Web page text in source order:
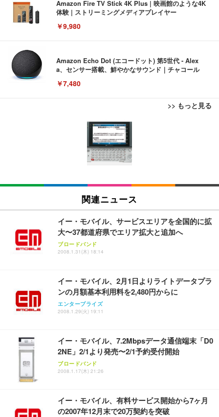
Amazon Fire TV Stick 4K Plus | 映画館のような4K
体験 | ストリーミングメディアプレイヤー
￥9,980
Amazon Echo Dot (エコードット) 第5世代 - Alex
a、センサー搭載、鮮やかなサウンド｜チャコール
￥7,480
>> もっと見る
[EdoErgo] オフィスチェア 椅子 テレワーク 疲れな
い 跳ね上げ式アームレスト コンパクト 約105度ロッ
キング pc 事務椅子 360度回転 座面昇降 強化ナイロ
ン樹脂ベース 通気性メッシュ 在宅ワーク H-WY01
(黒網+黒枠+黒足)
SIHOO B100 オフィスチェア／デスクチェア メッシ
ュチェア 人間工学 疲れない ブラック
￥27,999
Sezlife オフィスチェア デスクチェア 疲れない テレ
ワーク チェア 強化バックレスト 30度ロッキング機
能 人間工学 椅子 腰サポート 90度跳ね上げ式アーム
務用 おしゃれ パソコンチェア (ブラック)
Sezlife オフィスチェア デスクチェア 疲れない テレ
ワーク チェア 強化バックレスト 30度ロッキング機
能 人間工学 椅子 腰サポート 90度跳ね上げ式アーム
務用 おしゃれ パソコンチェア (ホワイト)
ANDWINT オフィスチェア デスクチェア 肘なし メ
ッシュ 通気性 ランバーサポート付き 腰サポート ガ
ス圧無段階昇降 360度回転 キャスター付き コンパク
EIZO ビジネス向けプレミアムモニター | FlexScan
EV3240X-WT | 31.5型4K UHD・USB Type-C・ホワ
￥105,595
EIZO ビジネス向けプレミアムモニター | FlexScan
￥109,572
【純正品】27"ゲーミングモニター DualSense 充電
フック付き（CFI-ZDM1J）
【整備済み品】Dell E2724HS 27インチ 液晶モニタ
ー フルHD（1920×1080）VA 非光沢 HDMI/DisplayP
ort/VGA スピーカー内蔵 高さ調整 スイベル VESA対
【MiniLED/24.5inch/280Hz/FHD】GRAPHT THE S
HOOTER Gaming Monitor 24” Essential ゲーミン
グモニター QD 24.5インチ 1ms FHD 量子ドット 残
Amazonベーシック ペットシーツ 薄型 レギュラー 1
回使い捨て 無香料 ホワイト 300枚
Amazonベーシック ペットシーツ 厚型 ワイド 42枚
x2袋(84枚) ホワイト(吸収面:ライトブルー)
￥3,234
ネオ・ルーライフ ネオ・オムツ L 中型犬用 26枚入
り 単品
Smart Basic(スマートベーシック) 【Amazon.co.jp
限定】 Smart Basic アイリスオーヤマ ペットシーツ
超厚型 お徳用 ワイド 100枚入 (x 1) (ケース販売)
アイリスオーヤマ ペットシーツ 超厚型 お徳用 レギ
ュラー 200枚入【Amazon.co.jp限定】
関連ニュース
イー・モバイル、サービスエリアを全国的に拡
大〜37都道府県でエリア拡大と追加へ
ブロードバンド
2008.1.31(木) 18:14
イー・モバイル、2月1日よりライトデータプラ
ンの月額基本利用料を2,480円からに
エンタープライズ
2008.1.29(火) 19:11
イー・モバイル、7.2Mbpsデータ通信端末「D0
2NE」2/1より発売〜2/1予約受付開始
ブロードバンド
2008.1.17(木) 21:26
イー・モバイル、有料サービス開始から7ヶ月
の2007年12月末で20万契約を突破